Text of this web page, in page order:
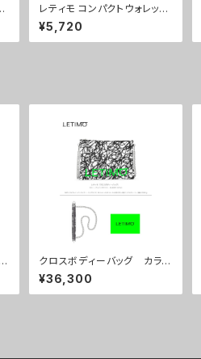
レティモ コンパクトウォレッ
ト カラー/シティーサンライ
ズ ■配送まで3週間
¥5,720
クロスボディーバッグ カラ
ー/ブレインズホワイト ■配
送まで約１か月
¥36,300